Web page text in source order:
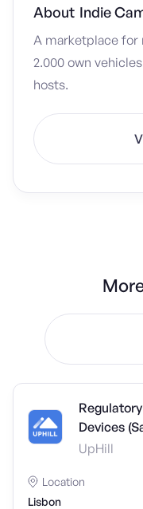
About Indie
A marketplace for
2.000 own
hosts.
Devices
UpHill
Location
Lisbon